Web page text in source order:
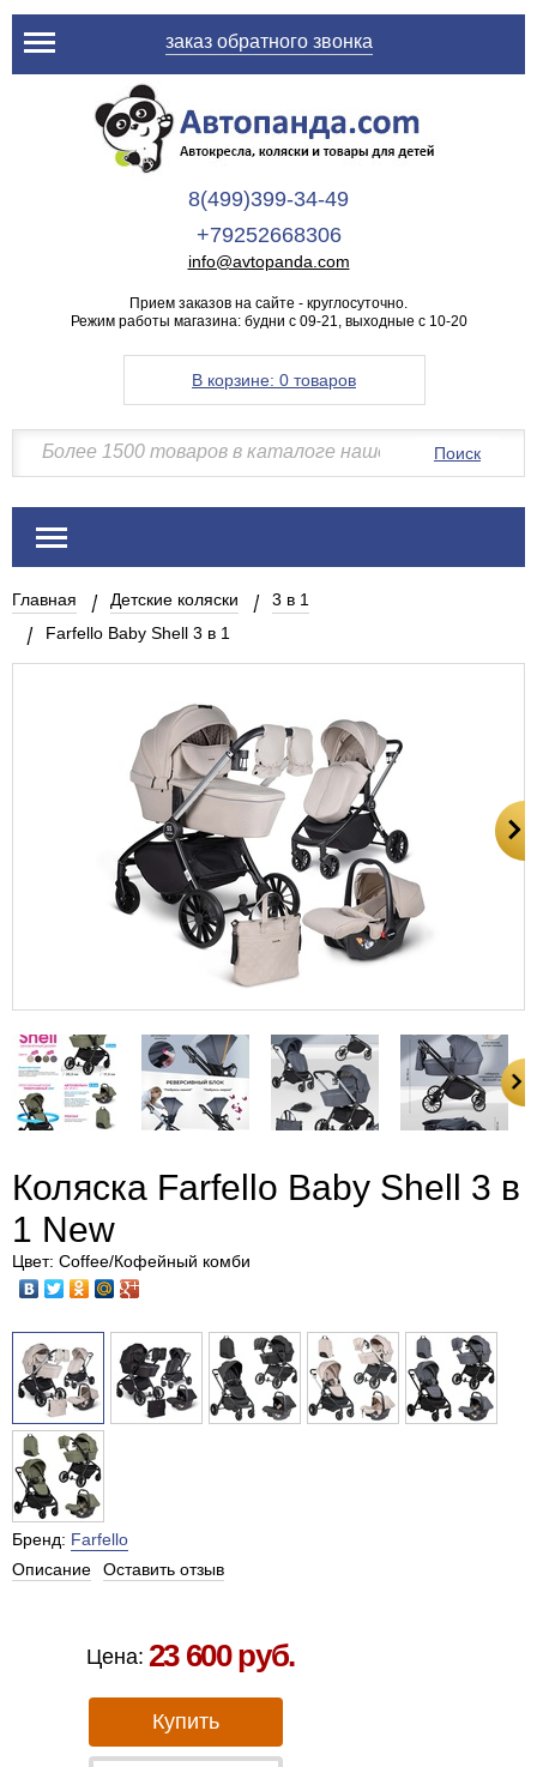
заказ обратного звонка
8(499)399-34-49
+79252668306
info@avtopanda.com
Прием заказов на сайте - круглосуточно.
Режим работы магазина: будни с 09-21, выходные с 10-20
В корзине: 0 товаров
Поиск
Главная Детские коляски
3 в 1
Farfello Baby Shell 3 в 1
Коляска Farfello Baby Shell 3 в
1 New
Цвет: Coffee/Кофейный комби
Бренд: Farfello
Описание
Оставить отзыв
Цена: 23 600 руб.
Купить